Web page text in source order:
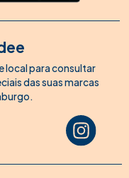
local para consultar
das suas marcas